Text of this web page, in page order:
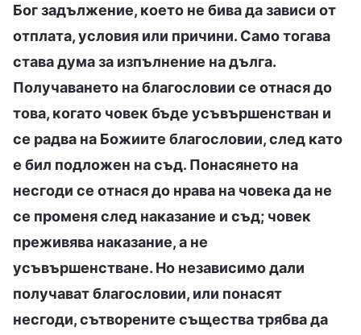
Бог задължение, което не бива да зависи от
отплата, условия или причини. Само тогава
става дума за изпълнение на дълга.
Получаването на благословии се отнася до
това, когато човек бъде усъвършенстван и
се радва на Божиите благословии, след като
е бил подложен на съд. Понасянето на
несгоди се отнася до нрава на човека да не
се променя след наказание и съд; човек
преживява наказание, а не
усъвършенстване. Но независимо дали
получават благословии, или понасят
несгоди, сътворените същества трябва да